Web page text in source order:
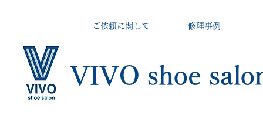
VIVO shoe
ご依頼に関して 修理事例